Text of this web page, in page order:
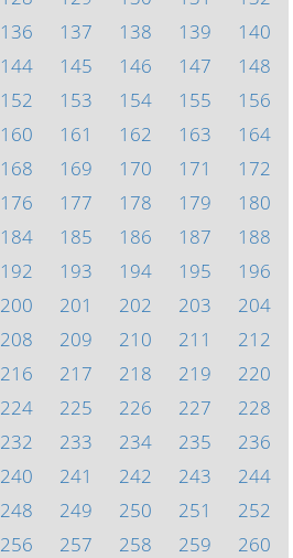
136 137 138 139
140
144 145 146 147
148
152 153 154 155
156
160 161 162 163
164
168 169 170 171
172
176 177 178 179
180
184 185 186 187
188
192 193 194 195
196
200 201 202 203
204
208 209 210 211
212
216 217 218 219
220
224 225 226 227
228
232 233 234 235
236
240 241 242 243
244
248 249 250 251
252
256 257 258 259
260